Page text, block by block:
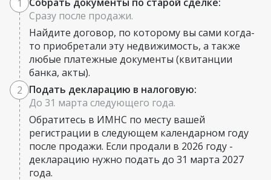
1
Сразу после продажи.
Найдите договор, по которому вы сами когда-
то приобретали эту недвижимость, а также
любые платежные документы (квитанции
банка, акты).
2 Подать декларацию в налоговую:
До 31 марта следующего года.
Обратитесь в ИМНС по месту вашей
регистрации в следующем календарном году
после продажи. Если продали в 2026 году -
декларацию нужно подать до 31 марта 2027
года.